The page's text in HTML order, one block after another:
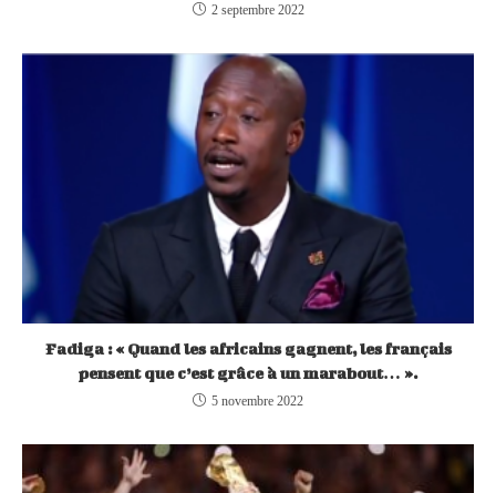
2 septembre 2022
Fadiga : « Quand les africains gagnent, les français
pensent que c’est grâce à un marabout… ».
5 novembre 2022